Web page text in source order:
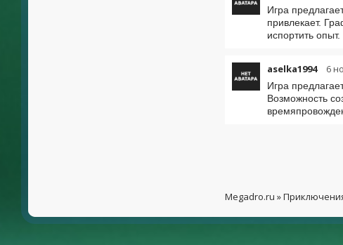
Игра
привлекает.
испортить
aselka1994 6
Игра
Возможность
Megadro.ru »